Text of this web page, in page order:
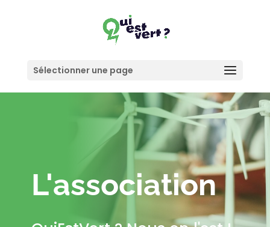
Sélectionner une page
L'association